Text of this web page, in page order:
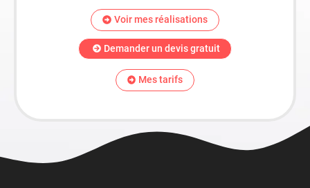
Voir mes réalisations
Demander un devis gratuit
Mes tarifs